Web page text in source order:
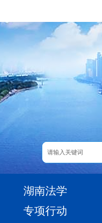
湖南法学
专项行动